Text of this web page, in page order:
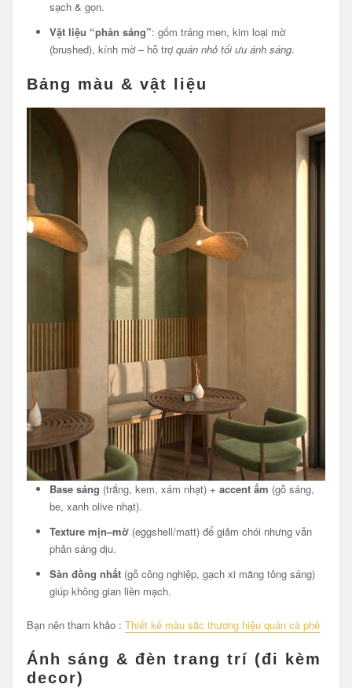
sạch & gọn.
Vật liệu “phản sáng”: gốm tráng men, kim loại mờ
(brushed), kính mờ – hỗ trợquán nhỏ tối ưu ánh sáng.
Bảng màu & vật liệu
Base sáng (trắng, kem, xám nhạt) +accent ấm (gỗ sáng,
be, xanh olive nhạt).
Texture mịn–mờ (eggshell/matt) để giảm chói nhưng vẫn
phản sáng dịu.
Sàn đồng nhất (gỗ công nghiệp, gạch xi măng tông sáng)
giúp không gian liền mạch.
Bạn nên tham khảo : Thiết kế màu sắc thương hiệu quán cà phê
Ánh sáng & đèn trang trí (đi kèm
decor)